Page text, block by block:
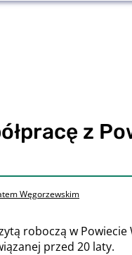
z
Węgorzewskim
roboczą w
przed 20 laty.